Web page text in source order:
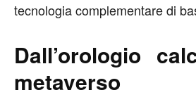
tecnologia complementare di
Dall’orologio
metaverso